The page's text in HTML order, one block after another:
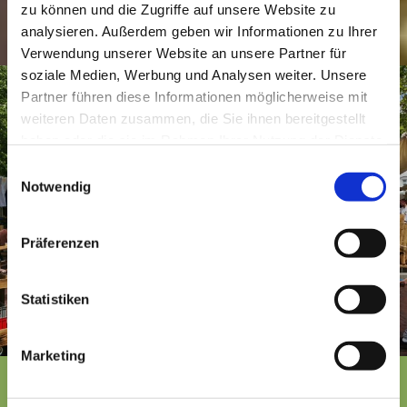
zu können und die Zugriffe auf unsere Website zu
analysieren. Außerdem geben wir Informationen zu Ihrer
Verwendung unserer Website an unsere Partner für
soziale Medien, Werbung und Analysen weiter. Unsere
Partner führen diese Informationen möglicherweise mit
weiteren Daten zusammen, die Sie ihnen bereitgestellt
E
i
n
w
i
l
l
i
g
Notwendig
Präferenzen
Statistiken
Marketing